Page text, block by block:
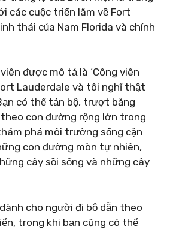
các cuộc triển lãm về Fort
thái của Nam Florida và chính
được mô tả là ‘Công viên
Lauderdale và tôi nghĩ thật
có thể tản bộ, trượt băng
theo con đường rộng lớn trong
phá môi trường sống cận
con đường mòn tự nhiên,
cây sồi sống và những cây
cho người đi bộ dẫn theo
trong khi bạn cũng có thể